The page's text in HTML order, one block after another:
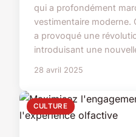
qui a profondément
vestimentaire moderne.
a provoqué une
introduisant une
28 avril 2025
CULTURE